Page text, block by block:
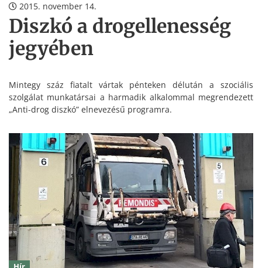
2015. november 14.
Diszkó a drogellenesség
jegyében
Mintegy száz fiatalt vártak pénteken délután a szociális
szolgálat munkatársai a harmadik alkalommal megrendezett
„Anti-drog diszkó” elnevezésű programra.